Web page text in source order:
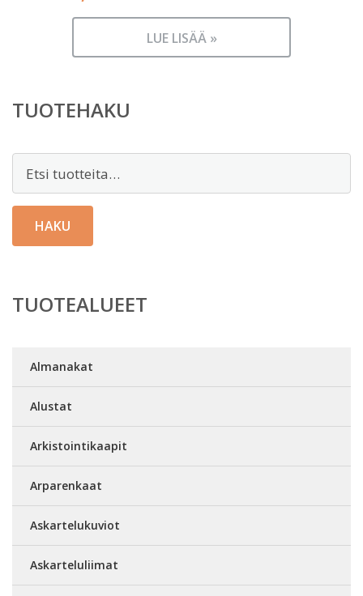
LUE LISÄÄ »
TUOTEHAKU
HAKU
TUOTEALUEET
Almanakat
Alustat
Arkistointikaapit
Arparenkaat
Askartelukuviot
Askarteluliimat